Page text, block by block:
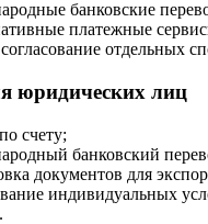
банковские
платежные
отдельных
юридических лиц
счету;
банковский
документов для
индивидуальных